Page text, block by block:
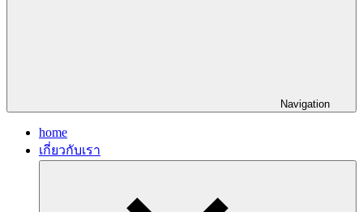
Navigation
home
เกี่ยวกับเรา